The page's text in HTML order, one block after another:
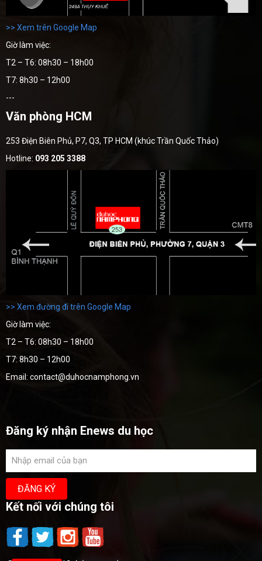
>> Xem trên Google Map
Giờ làm việc:
T2 – T6: 08h30 – 18h00
T7: 8h30 – 12h00
---
Văn phòng HCM
253 Điện Biên Phủ, P7, Q3, TP HCM (khúc Trần Quốc Thảo)
Hotline: 093 205 3388
>> Xem đường đi trên Google Map
Giờ làm việc:
T2 – T6: 08h30 – 18h00
T7: 8h30 – 12h00
Email: contact@duhocnamphong.vn
Đăng ký nhận Enews du học
Kết nối với chúng tôi